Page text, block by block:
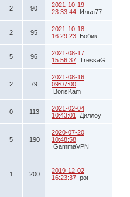
2 90
2021-10-19
23:33:44 Илья77
2 95
2021-10-18
16:29:23 Бобик
5 96
2021-08-17
15:56:37 TressaG
2 79
2021-08-16
09:07:00
BorisKam
0 113
2021-02-04
10:43:01
Диллоу
5 190
2020-07-20
10:48:58
GammaVPN
1 200
2019-12-02
16:23:37 pot